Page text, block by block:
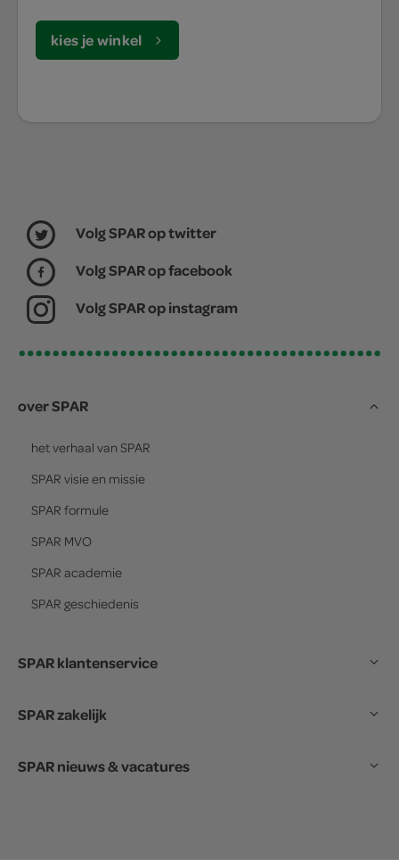
kies je winkel
Volg SPAR op twitter
Volg SPAR op facebook
Volg SPAR op instagram
over SPAR
het verhaal van SPAR
SPAR visie en missie
SPAR formule
SPAR MVO
SPAR academie
SPAR geschiedenis
SPAR klantenservice
SPAR zakelijk
SPAR nieuws & vacatures